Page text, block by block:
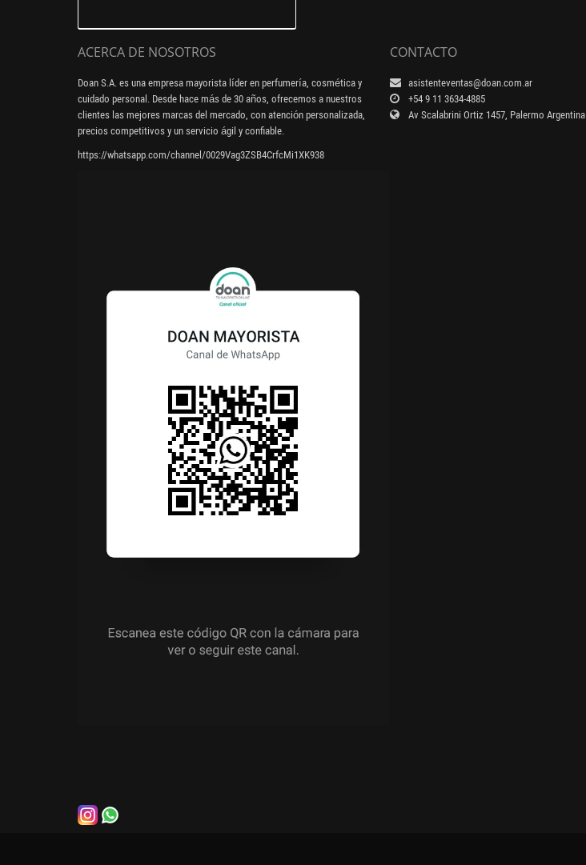
ACERCA DE NOSOTROS
Doan S.A. es una empresa mayorista líder en perfumería, cosmética y
cuidado personal. Desde hace más de 30 años, ofrecemos a nuestros
clientes las mejores marcas del mercado, con atención personalizada,
precios competitivos y un servicio ágil y confiable.
https://whatsapp.com/channel/0029Vag3ZSB4CrfcMi1XK938
CONTACTO
asistenteventas@doan.com.ar
+54 9 11 3634-4885
Av Scalabrini Ortiz 1457, Palermo Argentina